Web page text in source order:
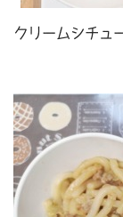
クリームシチュ